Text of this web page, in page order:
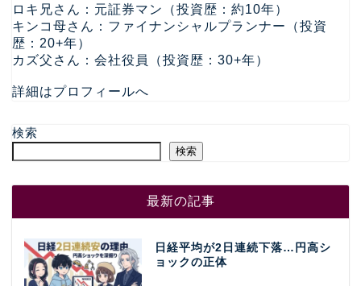
ロキ兄さん：元証券マン（投資歴：約10年）
キンコ母さん：ファイナンシャルプランナー（投資
歴：20+年）
カズ父さん：会社役員（投資歴：30+年）
詳細はプロフィールへ
検索
検索
最新の記事
日経平均が2日連続下落…円高シ
ョックの正体